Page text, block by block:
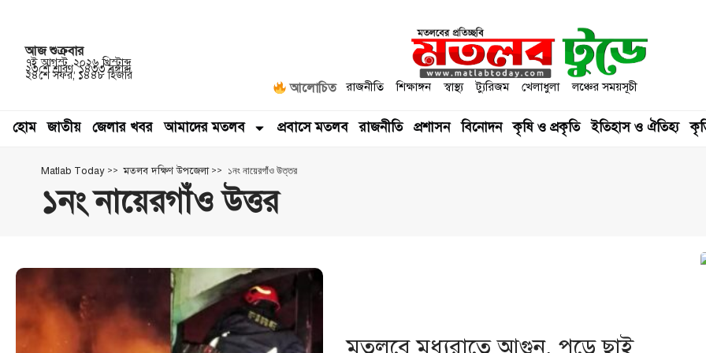
আজশুক্রবার
৭ই আগস্ট, ২০২৬ খ্রিস্টাব্দ
২৩শে শ্রাবণ, ১৪৩৩ বঙ্গাব্দ
২৪শে সফর, ১৪৪৮ হিজরি
আলোচিত রাজনীতি শিক্ষাঙ্গন স্বাস্থ্য ট্যুরিজম খেলাধুলা লঞ্চের সময়সূচী
হোম জাতীয় জেলার খবর আমাদের মতলব প্রবাসে মতলব রাজনীতি প্রশাসন বিনোদন কৃষি ও প্রকৃতি ইতিহাস ও ঐতিহ্য
Matlab Today > মতলব দক্ষিণ উপজেলা> ১নং নায়েরগাঁও উত্তর
১নং নায়েরগাঁও উত্তর
মতলবে মধ্যরাতে আগুন, পুড়ে ছাই